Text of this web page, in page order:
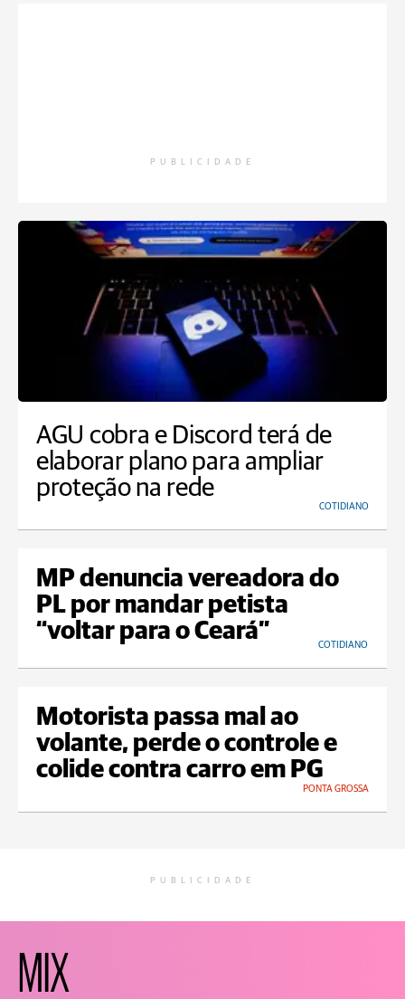
PUBLICIDADE
AGU cobra e Discord terá de
elaborar plano para ampliar
proteção na rede
COTIDIANO
MP denuncia vereadora do
PL por mandar petista
“voltar para o Ceará”
COTIDIANO
Motorista passa mal ao
volante, perde o controle e
colide contra carro em PG
PONTA GROSSA
PUBLICIDADE
MIX